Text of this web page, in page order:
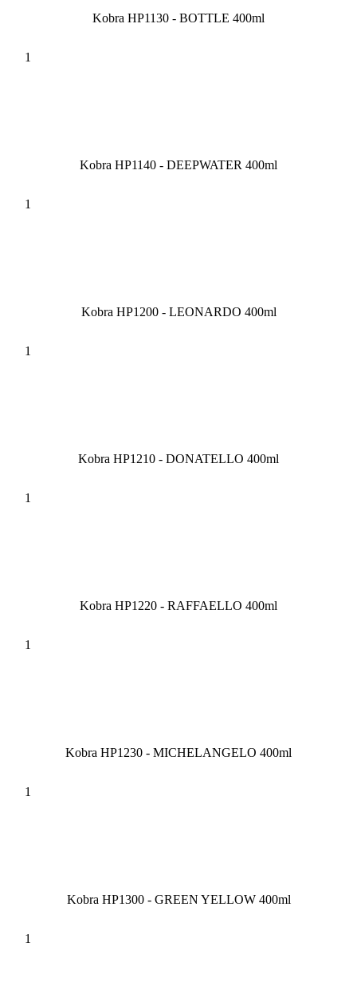
Kobra HP1130 - BOTTLE 400ml
Kobra HP1140 - DEEPWATER 400ml
Kobra HP1200 - LEONARDO 400ml
Kobra HP1210 - DONATELLO 400ml
Kobra HP1220 - RAFFAELLO 400ml
Kobra HP1230 - MICHELANGELO 400ml
Kobra HP1300 - GREEN YELLOW 400ml